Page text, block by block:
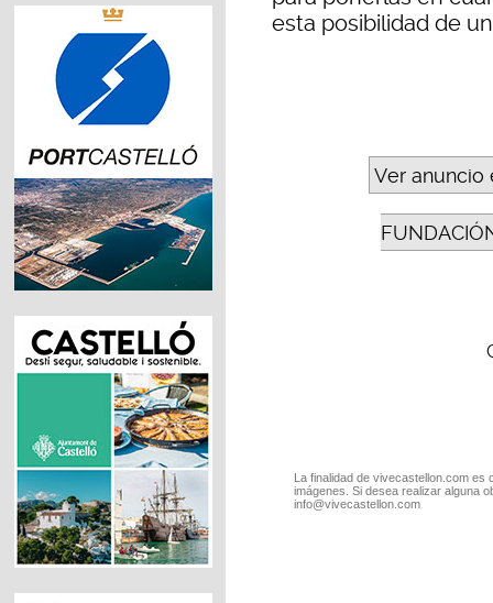
esta posibilidad de
Ver anuncio
La finalidad de vivecastellon.com
imágenes. Si desea realizar alguna
info@vivecastellon.com